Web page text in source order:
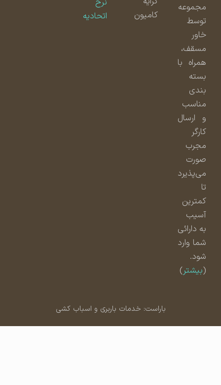
مجموعه
توسط
مسقف،
همراه با
بسته
بندی
مناسب
و ارسال
مجرب
صورت
می‌پذیرد
کمترین
آسیب
به دارائی
شما وارد
شود.
بیشتر)
کامیون
اتحادیه
باراست: خدمات باربری و اسباب کشی